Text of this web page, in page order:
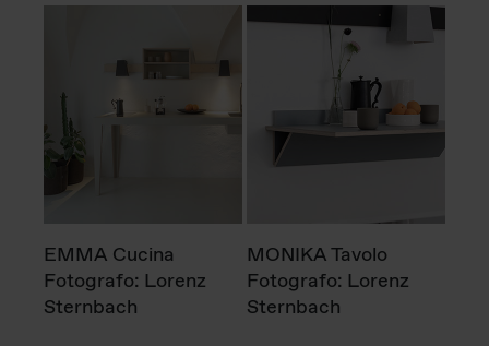
EMMA Cucina
Fotografo: Lorenz
Sternbach
MONIKA Tavolo
Fotografo: Lorenz
Sternbach